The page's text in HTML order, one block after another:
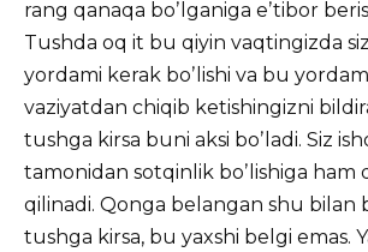
rang qanaqa boʼlganiga eʼtibor
Tushda oq it bu qiyin vaqtingizda
yordami kerak boʼlishi va bu
vaziyatdan chiqib ketishingizni
tushga kirsa buni aksi boʼladi. Siz
tamonidan sotqinlik boʼlishiga ham
qilinadi. Qonga belangan shu bilan
tushga kirsa, bu yaxshi belgi emas.